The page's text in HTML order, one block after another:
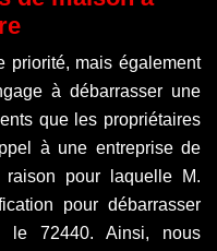
priorité, mais également
à débarrasser une
que les propriétaires
à une entreprise de
pour laquelle M.
pour débarrasser
le 72440. Ainsi, nous